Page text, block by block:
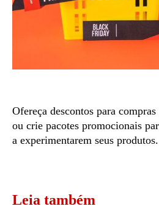
Ofereça descontos para
ou crie pacotes promocionais
a experimentarem seus produtos.
Leia também